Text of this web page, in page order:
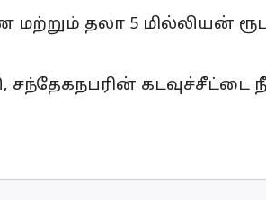
மற்றும் தலா 5 மில்லியன்
சந்தேகநபரின் கடவுச்சீட்டை